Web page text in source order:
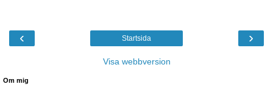
‹ ›
Startsida
Visa webbversion
Om mig